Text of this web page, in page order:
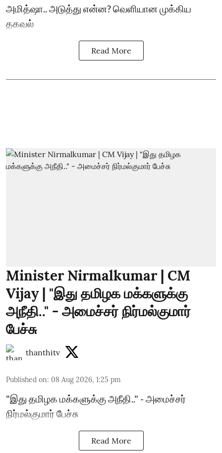
அமித்ஷா.. அடுத்து என்ன? வெளியான முக்கிய
தகவல்
Read More
Minister Nirmalkumar | CM
Vijay | "இது தமிழக மக்களுக்கு
அநீதி.." - அமைச்சர் நிர்மல்குமார்
பேச்சு
thanthitv
Published on: 08 Aug 2026, 1:25 pm
"இது தமிழக மக்களுக்கு அநீதி.." - அமைச்சர்
நிர்மல்குமார் பேச்சு
Read More